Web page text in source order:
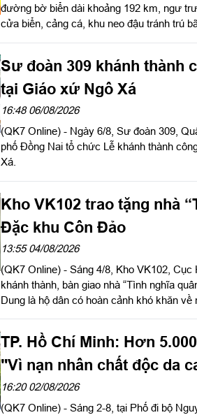
đường bờ biển dài khoảng 192 km, ngư
cửa biển, cảng cá, khu neo đậu tránh trú
đặt ra yêu cầu cao trong quản lý hoạt
chống khai thác hải sản bất hợp pháp,
Bộ đội Biên phòng (BĐBP) tỉnh Lâm Đồng
xây dựng nghề cá hiện đại, có trách nhiệm
Sư đoàn 309 khánh thành
tại Giáo xứ Ngô Xá
16:48 06/08/2026
(QK7 Online) - Ngày 6/8, Sư đoàn 309,
phố Đồng Nai tổ chức Lễ khánh thành
Xá.
Kho VK102 trao tặng nhà
Đặc khu Côn Đảo
13:55 04/08/2026
(QK7 Online) - Sáng 4/8, Kho VK102,
khánh thành, bàn giao nhà “Tình nghĩa
Dung là hộ dân có hoàn cảnh khó khăn
thuật Quân khu đến dự và phát biểu chúc
TP. Hồ Chí Minh: Hơn
"Vì nạn nhân chất độc da
16:20 02/08/2026
(QK7 Online) - Sáng 2-8, tại Phố đi bộ